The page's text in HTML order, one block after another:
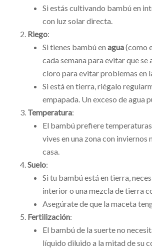
Si estás cultivando bambú en
con luz solar directa.
Riego:
Si tienes bambú en agua(como
cada semana para evitar que
cloro para evitar problemas en
Si está en tierra, riégalo
empapada. Un exceso de agua
Temperatura:
El bambú prefiere
vives en una zona con
casa.
Suelo:
Si tu bambú está en tierra,
interior o una mezcla de tierra
Asegúrate de que la maceta
Fertilización:
El bambú de la suerte no
líquido diluido a la mitad de su